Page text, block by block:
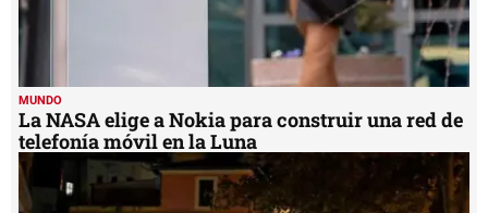
MUNDO
Italia cerrará las zonas más concurridas de sus
ciudades para frenar al virus